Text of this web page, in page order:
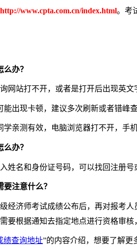
http://www.cpta.com.cn/index.html。考
办？
网站打不开，或者是打开后出现英文
现卡顿，建议多次刷新或者错峰查
测有效，电脑浏览器打不开，手机
办？
名和身份证号码，可以找回注册号
注意什么？
济师考试成绩公布后，再对报考人
要根据通知去指定地点进行资格审
绩查询地址”的内容介绍，想要了解更